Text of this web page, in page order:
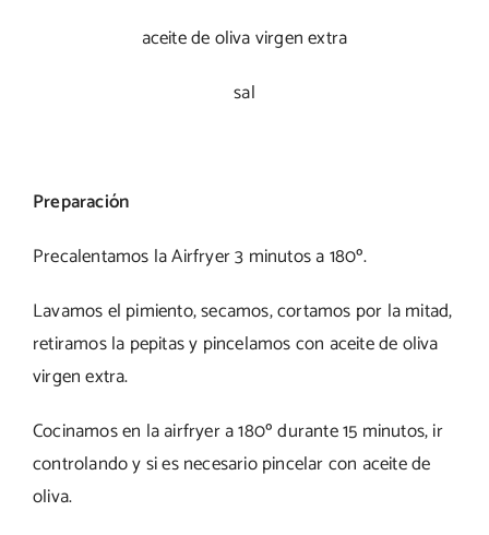
aceite de oliva virgen extra
sal
Preparación
Precalentamos la Airfryer 3 minutos a 180º.
Lavamos el pimiento, secamos, cortamos por la mitad,
retiramos la pepitas y pincelamos con aceite de oliva
virgen extra.
Cocinamos en la airfryer a 180º durante 15 minutos, ir
controlando y si es necesario pincelar con aceite de
oliva.